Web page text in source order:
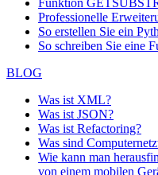
Funktion
Professionelle
So erstellen Sie ein
So schreiben Sie eine
BLOG
Was ist XML?
Was ist JSON?
Was ist Refactoring?
Was sind
Wie kann man
von einem mobilen